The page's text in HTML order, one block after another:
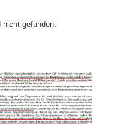
nicht gefunden.